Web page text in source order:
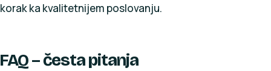
korak ka kvalitetnijem poslovanju.
FAQ – česta pitanja